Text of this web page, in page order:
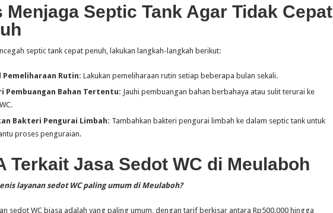
Menjaga Septic Tank Agar Tidak Cepat
septic tank cepat penuh, lakukan langkah-langkah berikut:
Pemeliharaan Rutin: Lakukan pemeliharaan rutin setiap beberapa bulan sekali.
Pembuangan Bahan Tertentu: Jauhi pembuangan bahan berbahaya atau sulit terurai ke
Bakteri Pengurai Limbah: Tambahkan bakteri pengurai limbah ke dalam septic tank untuk
proses penguraian.
Terkait Jasa Sedot WC di Meulaboh
layanan sedot WC paling umum di Meulaboh?
sedot WC biasa adalah yang paling umum, dengan tarif berkisar antara Rp500.000 hingga